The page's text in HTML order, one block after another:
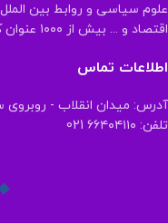
علوم سیاسی و روابط بین
اقتصاد و ... بیش از ۱۰۰۰ عنوان کتاب روانه بازار نشر کرده است .
اطلاعات تماس
آدرس: میدان انقلاب -
تلفن: ۶۶۴۰۴۱۱۰ 021